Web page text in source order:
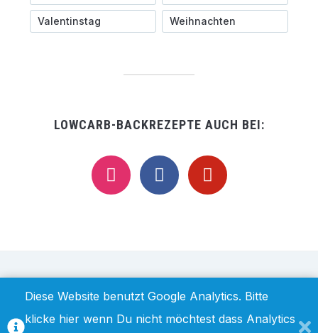
Valentinstag Weihnachten
LOWCARB-BACKREZEPTE AUCH BEI:
instagramfacebookpinterest
Diese Website benutzt Google Analytics. Bitte
klicke hier wenn Du nicht möchtest dass Analytics